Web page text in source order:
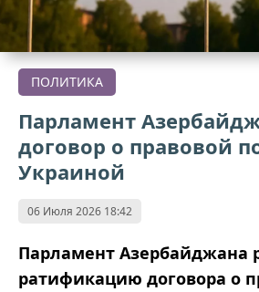
ПОЛИТИКА
Парламент
договор о правовой
Украиной
06 Июля 2026 18:42
Парламент Азербайджана
ратификацию договора о